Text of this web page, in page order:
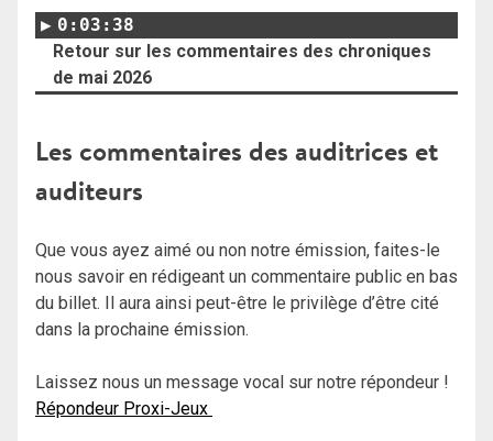
0:03:38
Retour sur les commentaires des chroniques
de mai 2026
Les commentaires des auditrices et
auditeurs
Que vous ayez aimé ou non notre émission, faites-le
nous savoir en rédigeant un commentaire public en bas
du billet. Il aura ainsi peut-être le privilège d’être cité
dans la prochaine émission.
Laissez nous un message vocal sur notre répondeur !
Répondeur Proxi-Jeux